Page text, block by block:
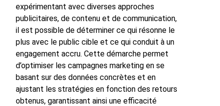
expérimentant avec diverses approches
publicitaires, de contenu et de communication,
il est possible de déterminer ce qui résonne le
plus avec le public cible et ce qui conduit à un
engagement accru. Cette démarche permet
d’optimiser les campagnes marketing en se
basant sur des données concrètes et en
ajustant les stratégies en fonction des retours
obtenus, garantissant ainsi une efficacité